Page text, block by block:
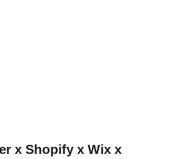
x Shopify x Wix x